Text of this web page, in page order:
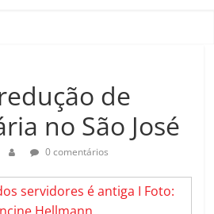
de
no São José
0 comentários